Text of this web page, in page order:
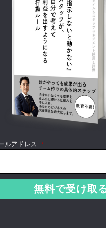
ルアドレス *